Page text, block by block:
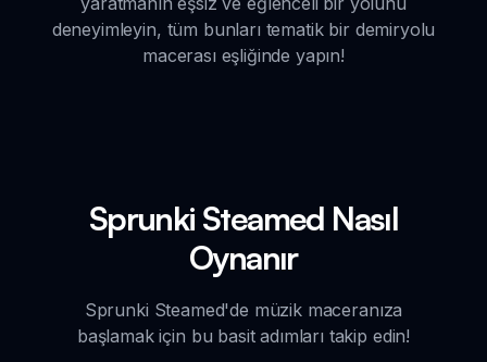
deneyimleyin, tüm bunları tematik bir demiryolu
macerası eşliğinde yapın!
Sprunki Steamed Nasıl
Oynanır
Sprunki Steamed'de müzik maceranıza
başlamak için bu basit adımları takip edin!